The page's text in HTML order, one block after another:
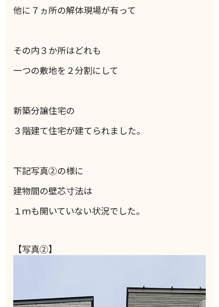
他に７ヵ所の解体現場が有って
その内３か所はどれも
一つの敷地を２分割にして
新築分譲住宅の
３階建て住宅が建てられました。
下記写真②の様に
建物間の壁芯寸法は
１ｍも開いていない状況でした。
【写真②】